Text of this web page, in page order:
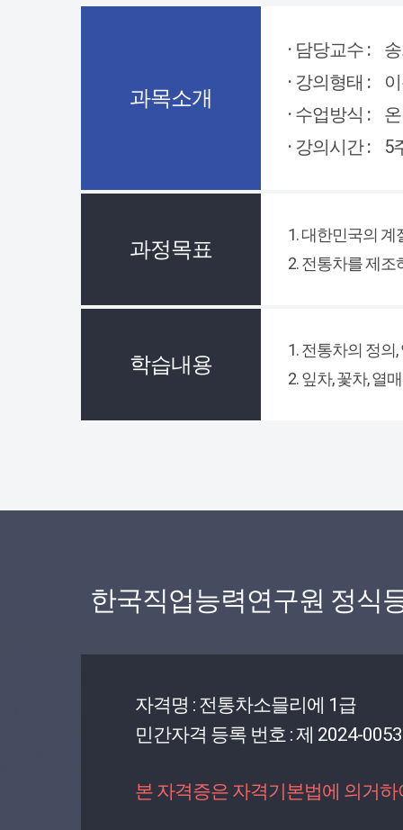
과목소개
· 담당교수 :
· 강의형태 :
· 수업방식 :
· 강의시간 :
5
과정목표
1. 대한민국의 계
2. 전통차를 제조
학습내용
1. 전통차의 정의
2. 잎차, 꽃차, 열
한국직업능력연구원 정식
자격명 : 전통차소믈리에 1급
민간자격 등록 번호 : 제 2024-
본 자격증은 자격기본법에 의거